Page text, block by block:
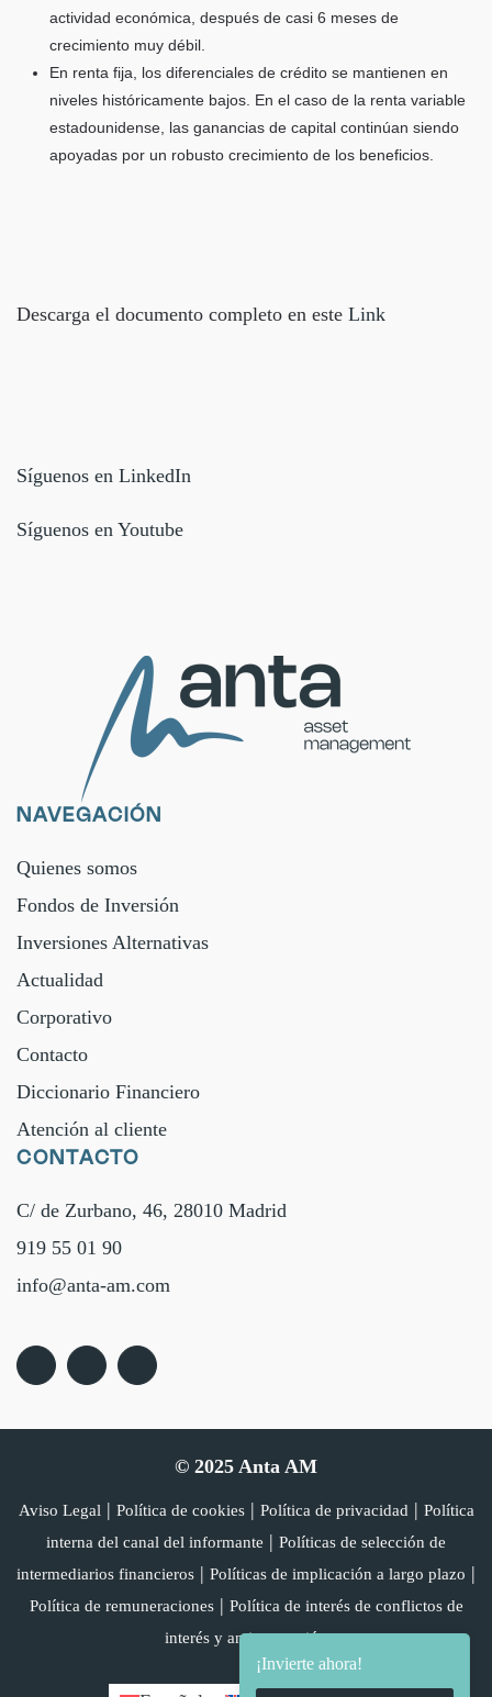
actividad económica, después de casi 6 meses de
crecimiento muy débil.
En renta fija, los diferenciales de crédito se mantienen en
niveles históricamente bajos. En el caso de la renta variable
estadounidense, las ganancias de capital continúan siendo
apoyadas por un robusto crecimiento de los beneficios.
Descarga el documento completo en este Link
Síguenos en LinkedIn
Síguenos en Youtube
NAVEGACIÓN
Quienes somos
Fondos de Inversión
Inversiones Alternativas
Actualidad
Corporativo
Contacto
Diccionario Financiero
Atención al cliente
CONTACTO
C/ de Zurbano, 46, 28010 Madrid
919 55 01 90
info@anta-am.com
© 2025 Anta AM
Aviso Legal | Política de cookies| Política de privacidad | Política
interna del canal del informante | Políticas de selección de
intermediarios financieros | Políticas de implicación a largo plazo |
Política de remuneraciones| Política de interés de conflictos de
interés y anticorrupción
¡Invierte ahora!